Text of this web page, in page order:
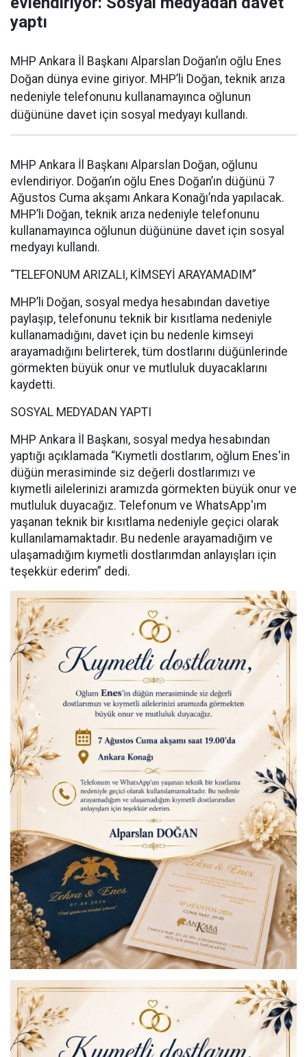
yaptı
MHP Ankara İl Başkanı Alparslan Doğan’ın oğlu Enes
Doğan dünya evine giriyor. MHP’li Doğan, teknik arıza
nedeniyle telefonunu kullanamayınca oğlunun
düğününe davet için sosyal medyayı kullandı.
MHP Ankara İl Başkanı Alparslan Doğan, oğlunu
evlendiriyor. Doğan’ın oğlu Enes Doğan’ın düğünü 7
Ağustos Cuma akşamı Ankara Konağı’nda yapılacak.
MHP’li Doğan, teknik arıza nedeniyle telefonunu
kullanamayınca oğlunun düğününe davet için sosyal
medyayı kullandı.
“TELEFONUM ARIZALI, KİMSEYİ ARAYAMADIM”
MHP’li Doğan, sosyal medya hesabından davetiye
paylaşıp, telefonunu teknik bir kısıtlama nedeniyle
kullanamadığını, davet için bu nedenle kimseyi
arayamadığını belirterek, tüm dostlarını düğünlerinde
görmekten büyük onur ve mutluluk duyacaklarını
kaydetti.
SOSYAL MEDYADAN YAPTI
MHP Ankara İl Başkanı, sosyal medya hesabından
yaptığı açıklamada “Kıymetli dostlarım, oğlum Enes'in
düğün merasiminde siz değerli dostlarımızı ve
kıymetli ailelerinizi aramızda görmekten büyük onur ve
mutluluk duyacağız. Telefonum ve WhatsApp'ım
yaşanan teknik bir kısıtlama nedeniyle geçici olarak
kullanılamamaktadır. Bu nedenle arayamadığım ve
ulaşamadığım kıymetli dostlarımdan anlayışları için
teşekkür ederim” dedi.